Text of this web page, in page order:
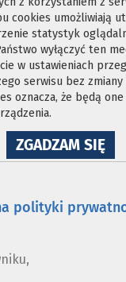
cookies umożliwiają
statystyk
wyłączyć ten
w ustawieniach
serwisu bez
oznacza, że będą
ZGADZAM SIĘNA
polityki